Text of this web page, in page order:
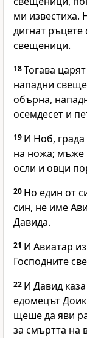
ми известиха.
дигнат ръцете
свещеници.
18Тогава
нападни
обърна,
осемдесет и
19 И Ноб,
на ножа; мъже
осли и овци
20 Но един от
син, не име
Давида.
21 И Авиатар
Господните
22 И Давид
едомецът
щеше да яви
за смъртта на